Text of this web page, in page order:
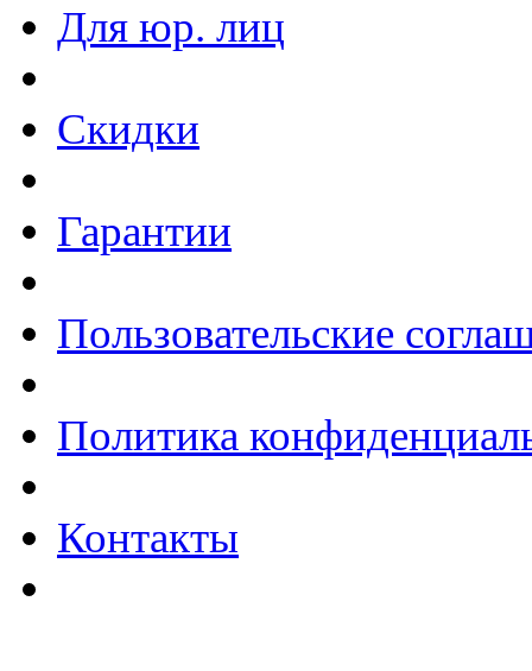
Для юр. лиц
Скидки
Гарантии
Пользовательские
Политика
Контакты